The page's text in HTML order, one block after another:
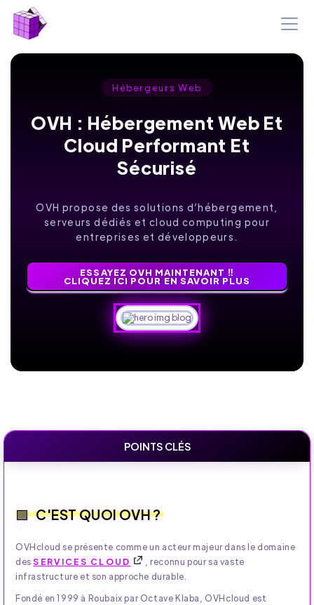
Hébergeurs Web
OVH : Hébergement Web Et
Cloud Performant Et
Sécurisé
OVH propose des solutions d’hébergement,
serveurs dédiés et cloud computing pour
entreprises et développeurs.
ESSAYEZ OVH MAINTENANT ‼️
CLIQUEZ ICI POUR EN SAVOIR PLUS
POINTS CLÉS
C'EST QUOI OVH ?
OVHcloud se présente comme un acteur majeur dans le domaine
desSERVICES CLOUD
, reconnu pour sa vaste
infrastructure et son approche durable.
Fondé en 1999 à Roubaix par Octave Klaba, OVHcloud est